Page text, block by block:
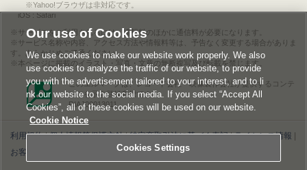
※Yahoo!ブラウザは非対応です。
iOS : Safari
サービスをご利用されるには、情報料のほかに通信料が必要になります。
サービス名称や内容、アクセス方法や情報料等は、予告なく変更する場合がありま
す。あらかじめご了承ください。
本ページに掲載のイラスト・写真・文章の無断複写及び転載を禁じます。
このエルマークは、レコード会社・映像製作会社が提供するコンテ
ンツを示す登録商標です。
RIAJ00013011
利用規約|個人情報等保護方針|特定商取引法に基づく表記|ライセンス情報
お客様情報の外部送信について|Cookies Settings
Our use of Cookies
We use cookies to make our website work properly. We also
use cookies to analyze the traffic of our website, to provide
you with the advertisement tailored to your interest, and to li
nk our website to the social media. If you select “Accept All
Cookies”, all of these cookies will be used on our website.
Cookie Notice
Cookies Settings